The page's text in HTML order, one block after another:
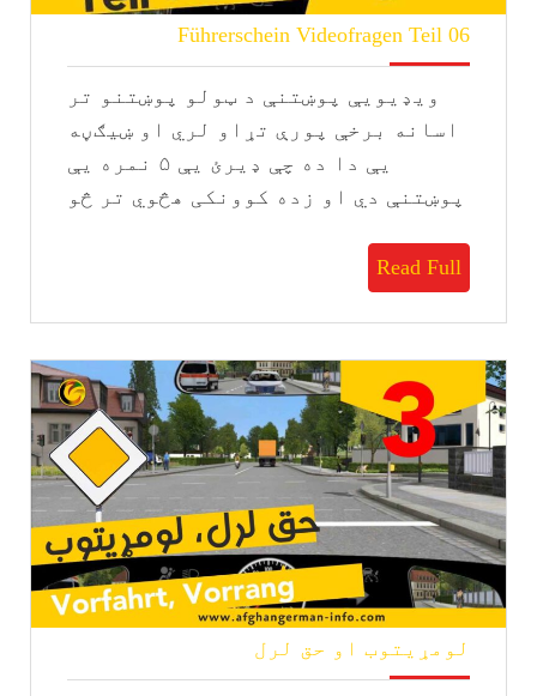
Führerschein Videofragen Teil 06
Führerschein
06
ویډیویې پوښتنې د ټولو پوښتنو تر
اسانه برخې پورې تړاو لري او ښيګڼه
یې دا ده چې ډیرئ يې ۵ نمره یې
پوښتنې دي او زده کوونکی هڅوي تر څو
Read Full
Read
Full
لومړیتوب او حق لرل